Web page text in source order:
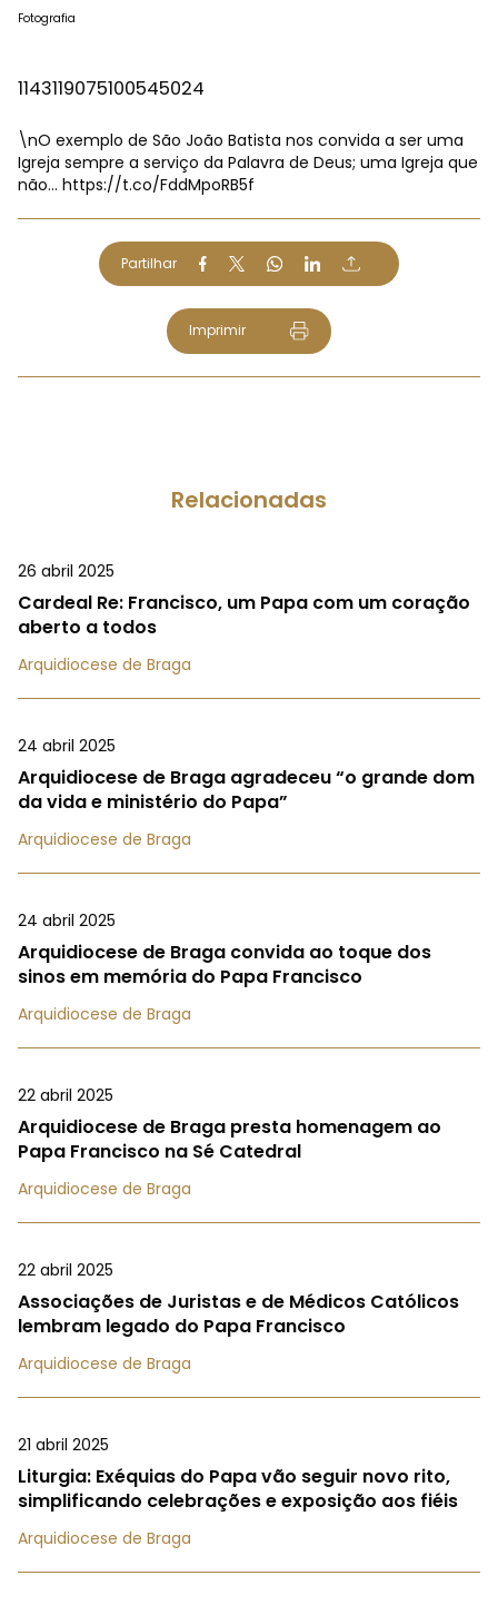
Fotografia
1143119075100545024
\nO exemplo de São João Batista nos convida a ser uma
Igreja sempre a serviço da Palavra de Deus; uma Igreja que
não… https://t.co/FddMpoRB5f
Partilhar
Imprimir
Relacionadas
26 abril 2025
Cardeal Re: Francisco, um Papa com um coração
aberto a todos
Arquidiocese de Braga
24 abril 2025
Arquidiocese de Braga agradeceu “o grande dom
da vida e ministério do Papa”
Arquidiocese de Braga
24 abril 2025
Arquidiocese de Braga convida ao toque dos
sinos em memória do Papa Francisco
Arquidiocese de Braga
22 abril 2025
Arquidiocese de Braga presta homenagem ao
Papa Francisco na Sé Catedral
Arquidiocese de Braga
22 abril 2025
Associações de Juristas e de Médicos Católicos
lembram legado do Papa Francisco
Arquidiocese de Braga
21 abril 2025
Liturgia: Exéquias do Papa vão seguir novo rito,
simplificando celebrações e exposição aos fiéis
Arquidiocese de Braga